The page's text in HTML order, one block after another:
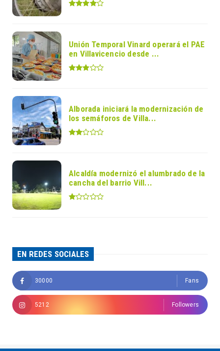
Unión Temporal Vinard operará el PAE
en Villavicencio desde ...
Alborada iniciará la modernización de
los semáforos de Villa...
Alcaldía modernizó el alumbrado de la
cancha del barrio Vill...
EN REDES SOCIALES
30000 Fans
5212 Followers